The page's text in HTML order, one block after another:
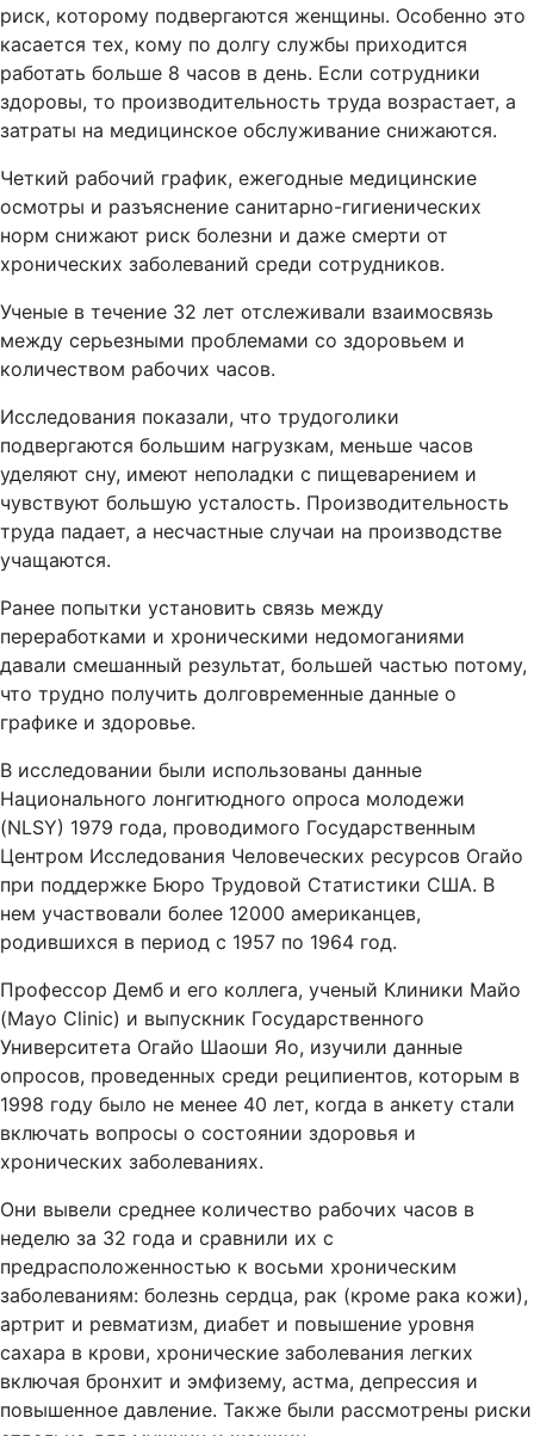
риск, которому подвергаются женщины. Особенно это
касается тех, кому по долгу службы приходится
работать больше 8 часов в день. Если сотрудники
здоровы, то производительность труда возрастает, а
затраты на медицинское обслуживание снижаются.
Четкий рабочий график, ежегодные медицинские
осмотры и разъяснение санитарно-гигиенических
норм снижают риск болезни и даже смерти от
хронических заболеваний среди сотрудников.
Ученые в течение 32 лет отслеживали взаимосвязь
между серьезными проблемами со здоровьем и
количеством рабочих часов.
Исследования показали, что трудоголики
подвергаются большим нагрузкам, меньше часов
уделяют сну, имеют неполадки с пищеварением и
чувствуют большую усталость. Производительность
труда падает, а несчастные случаи на производстве
учащаются.
Ранее попытки установить связь между
переработками и хроническими недомоганиями
давали смешанный результат, большей частью потому,
что трудно получить долговременные данные о
графике и здоровье.
В исследовании были использованы данные
Национального лонгитюдного опроса молодежи
(NLSY) 1979 года, проводимого Государственным
Центром Исследования Человеческих ресурсов Огайо
при поддержке Бюро Трудовой Статистики США. В
нем участвовали более 12000 американцев,
родившихся в период с 1957 по 1964 год.
Профессор Демб и его коллега, ученый Клиники Майо
(Mayo Clinic) и выпускник Государственного
Университета Огайо Шаоши Яо, изучили данные
опросов, проведенных среди реципиентов, которым в
1998 году было не менее 40 лет, когда в анкету стали
включать вопросы о состоянии здоровья и
хронических заболеваниях.
Они вывели среднее количество рабочих часов в
неделю за 32 года и сравнили их с
предрасположенностью к восьми хроническим
заболеваниям: болезнь сердца, рак (кроме рака кожи),
артрит и ревматизм, диабет и повышение уровня
сахара в крови, хронические заболевания легких
включая бронхит и эмфизему, астма, депрессия и
повышенное давление. Также были рассмотрены риски